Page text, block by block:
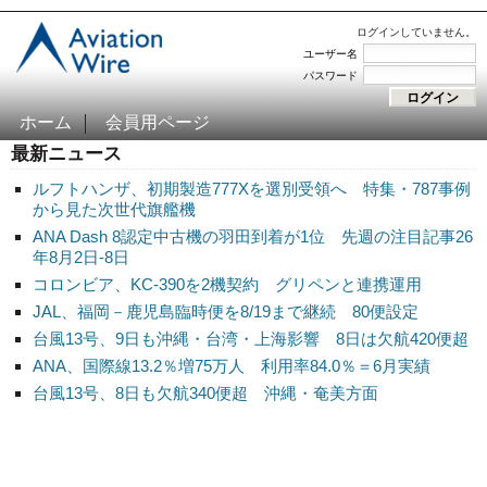
ログインしていません。
ユーザー名
パスワード
ホーム 会員用ページ
最新ニュース
ルフトハンザ、初期製造777Xを選別受領へ 特集・787事例
から見た次世代旗艦機
ANA Dash 8認定中古機の羽田到着が1位 先週の注目記事26
年8月2日-8日
コロンビア、KC-390を2機契約 グリペンと連携運用
JAL、福岡－鹿児島臨時便を8/19まで継続 80便設定
台風13号、9日も沖縄・台湾・上海影響 8日は欠航420便超
ANA、国際線13.2％増75万人 利用率84.0％＝6月実績
台風13号、8日も欠航340便超 沖縄・奄美方面